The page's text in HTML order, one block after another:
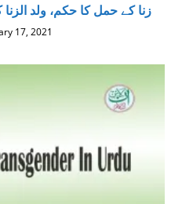
زنا کے حمل کا حکم، ولد
17, 2021